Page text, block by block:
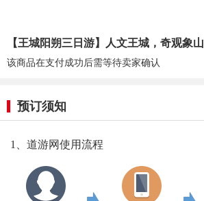
【王城阳朔三日游】人文王城，奇观象山
该商品在支付成功后需等待卖家确认
预订须知
1、道游网使用流程